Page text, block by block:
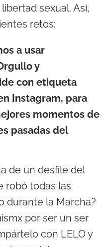
sexual. Así,
retos:
a usar
y
con etiqueta
Instagram, para
momentos de
pasadas del
de un desfile del
robó todas las
durante la Marcha?
por ser un ser
con LELO y